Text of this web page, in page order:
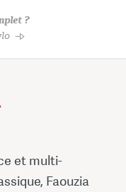
?
et multi-
Faouzia